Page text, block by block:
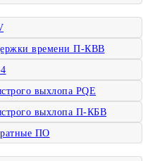
времени П-КВВ
выхлопа PQE
выхлопа П-КБВ
ПО